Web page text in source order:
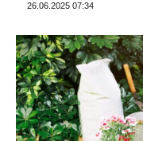
26.06.2025 07:34